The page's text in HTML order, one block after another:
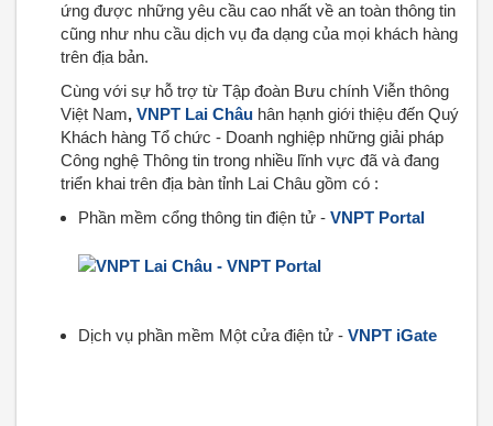
ứng được những yêu cầu cao nhất về an toàn thông tin
cũng như nhu cầu dịch vụ đa dạng của mọi khách hàng
trên địa bản.
Cùng với sự hỗ trợ từ Tập đoàn Bưu chính Viễn thông
Việt Nam, VNPT Lai Châu hân hạnh giới thiệu đến Quý
Khách hàng Tổ chức - Doanh nghiệp những giải pháp
Công nghệ Thông tin trong nhiều lĩnh vực đã và đang
triển khai trên địa bàn tỉnh Lai Châu gồm có :
Phần mềm cổng thông tin điện tử - VNPT Portal
Dịch vụ phần mềm Một cửa điện tử - VNPT iGate